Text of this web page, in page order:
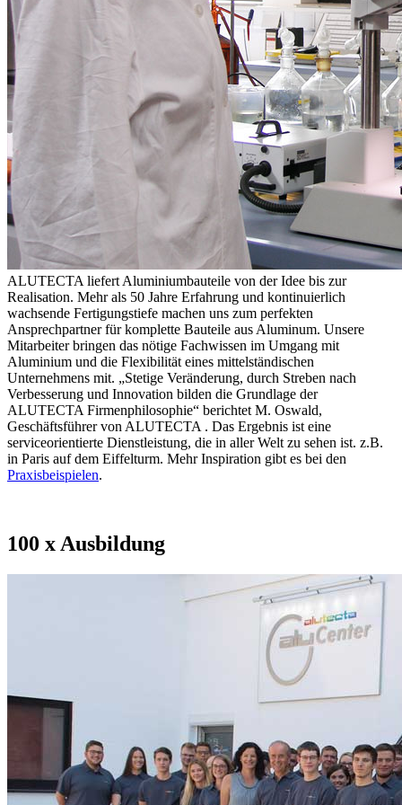
ALUTECTA liefert Aluminiumbauteile von der Idee bis zur
Realisation. Mehr als 50 Jahre Erfahrung und kontinuierlich
wachsende Fertigungstiefe machen uns zum perfekten
Ansprechpartner für komplette Bauteile aus Aluminum. Unsere
Mitarbeiter bringen das nötige Fachwissen im Umgang mit
Aluminium und die Flexibilität eines mittelständischen
Unternehmens mit. „Stetige Veränderung, durch Streben nach
Verbesserung und Innovation bilden die Grundlage der
ALUTECTA Firmenphilosophie“ berichtet M. Oswald,
Geschäftsführer von ALUTECTA . Das Ergebnis ist eine
serviceorientierte Dienstleistung, die in aller Welt zu sehen ist. z.B.
in Paris auf dem Eiffelturm. Mehr Inspiration gibt es bei den
Praxisbeispielen.
100 x Ausbildung